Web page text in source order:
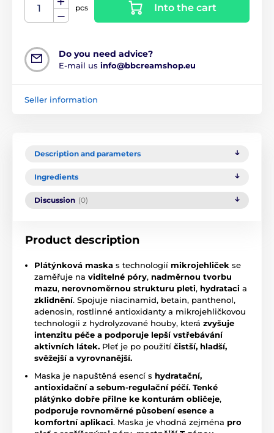
pcs Into the cart
Do you need advice?
E-mail us info@bbcreamshop.eu
Seller information
Description and parameters
Ingredients
Discussion (0)
Product description
Plátýnková maska s technologií mikrojehliček se
zaměřuje na viditelné póry, nadměrnou tvorbu
mazu, nerovnoměrnou strukturu pleti, hydrataci a
zklidnění. Spojuje niacinamid, betain, panthenol,
adenosin, rostlinné antioxidanty a mikrojehličkovou
technologii z hydrolyzované houby, která zvyšuje
intenzitu péče a podporuje lepší vstřebávání
aktivních látek. Pleť je po použití čistší, hladší,
svěžejší a vyrovnanější.
Maska je napuštěná esencí s hydratační,
antioxidační a sebum-regulační péčí. Tenké
plátýnko dobře přilne ke konturám obličeje,
podporuje rovnoměrné působení esence a
komfortní aplikaci. Maska je vhodná zejména pro